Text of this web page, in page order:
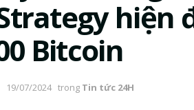
hiện
Bitcoin
19/07/2024 trong Tin tức 24H